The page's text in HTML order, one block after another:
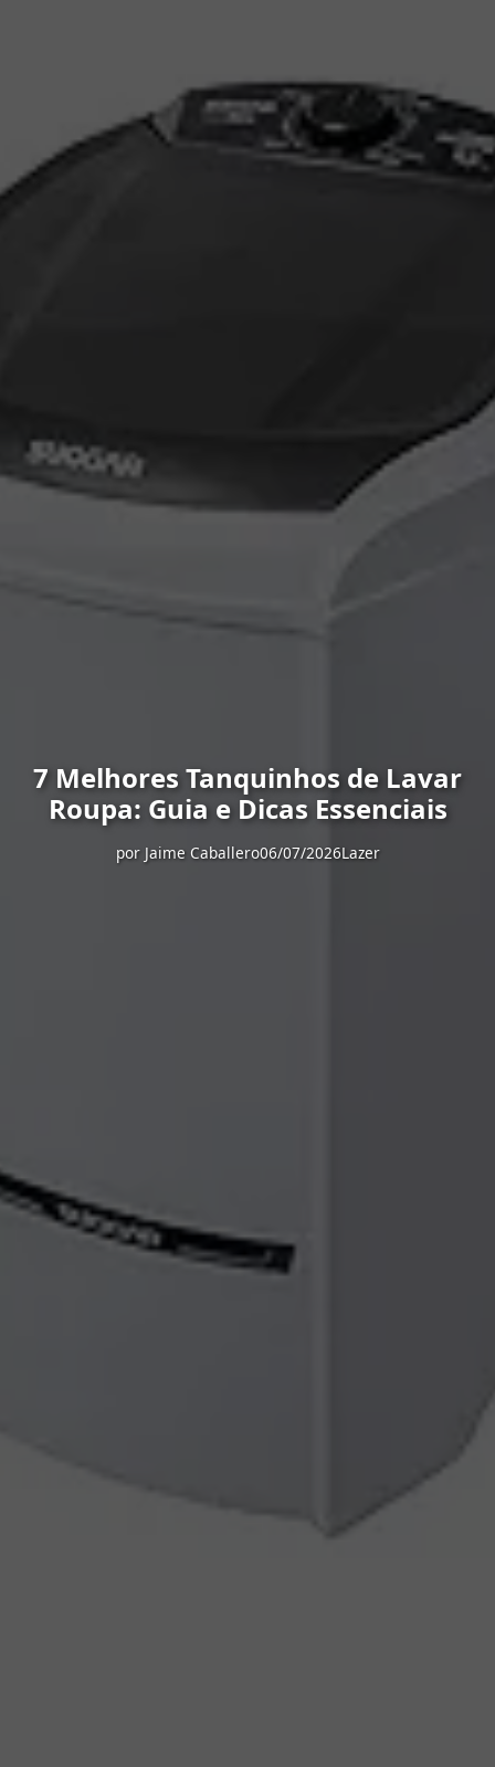
7 Melhores Tanquinhos de Lavar
Roupa: Guia e Dicas Essenciais
por Jaime Caballero06/07/2026Lazer